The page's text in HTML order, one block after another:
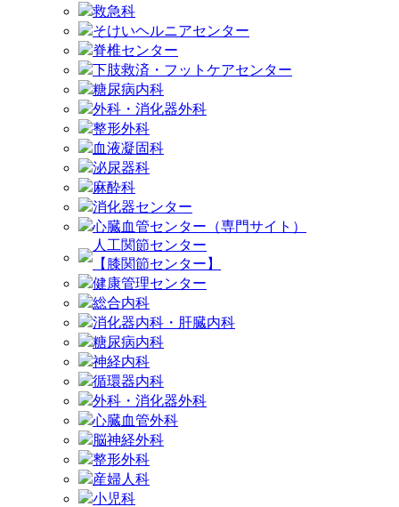
救急科
そけいヘルニアセンター
脊椎センター
下肢救済・フットケアセンター
糖尿病内科
外科・消化器外科
整形外科
血液凝固科
泌尿器科
麻酔科
消化器センター
心臓血管センター（専門サイト）
人工関節センター
【膝関節センター】
健康管理センター
総合内科
消化器内科・肝臓内科
糖尿病内科
神経内科
循環器内科
外科・消化器外科
心臓血管外科
脳神経外科
整形外科
産婦人科
小児科